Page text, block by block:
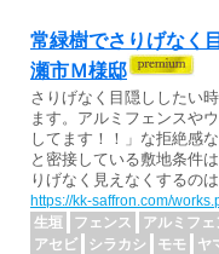
常緑樹でさりげなく
瀬市Ｍ様邸
さりげなく目隠ししたい
ます。アルミフェンスや
してます！！」な拒絶感
と密接している敷地条件
りげなく見えなくするの
https://kk-saffron.com/
生垣
フェンス アルミフェ
アセビ
シラカシ モモ
ヤ